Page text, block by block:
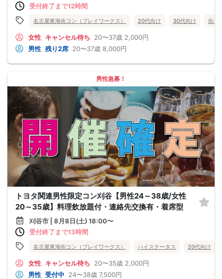
受付終了まで12時間
名古屋東海街コン（プレイワークス） 20代向け 30代向け 街コ
女性 キャンセル待ち 20〜37歳 2,000円
男性 残り2席 20〜37歳 8,000円
男性急募！
トヨタ関連男性限定コン刈谷【男性24～38歳/女性
20～35歳】料理飲放題付・連絡先交換有・着席型
刈谷市 | 8月8日(土) 18:00〜
受付終了まで13時間
名古屋東海街コン（プレイワークス） ハイステータス 20代向け
女性 キャンセル待ち 20〜35歳 2,000円
男性 受付中 24〜38歳 7,500円